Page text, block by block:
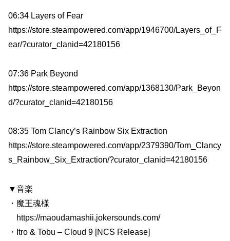
06:34 Layers of Fear
https://store.steampowered.com/app/1946700/Layers_of_F
ear/?curator_clanid=42180156
07:36 Park Beyond
https://store.steampowered.com/app/1368130/Park_Beyon
d/?curator_clanid=42180156
08:35 Tom Clancy’s Rainbow Six Extraction
https://store.steampowered.com/app/2379390/Tom_Clancy
s_Rainbow_Six_Extraction/?curator_clanid=42180156
▼音楽
・魔王魂様
https://maoudamashii.jokersounds.com/
・Itro & Tobu – Cloud 9 [NCS Release]